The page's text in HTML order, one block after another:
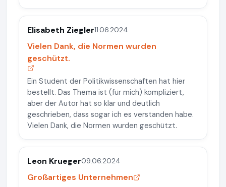
Elisabeth Ziegler11.06.2024
Vielen Dank, die Normen wurden
geschützt.
Ein Student der Politikwissenschaften hat hier
bestellt. Das Thema ist (für mich) kompliziert,
aber der Autor hat so klar und deutlich
geschrieben, dass sogar ich es verstanden habe.
Vielen Dank, die Normen wurden geschützt.
Leon Krueger09.06.2024
Großartiges Unternehmen